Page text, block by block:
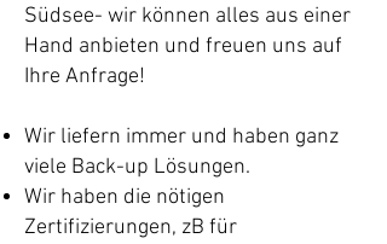
Südsee- wir können alles aus einer
Hand anbieten und freuen uns auf
Ihre Anfrage!
Wir liefern immer und haben ganz
viele Back-up Lösungen.
Wir haben die nötigen
Zertifizierungen, zB für